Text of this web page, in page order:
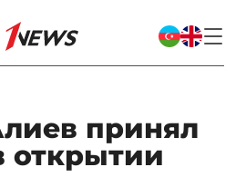
принял
открытии